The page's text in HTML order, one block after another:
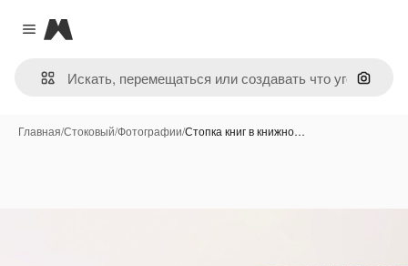
Close menu
Magnific
Поиск
Главная/Стоковый/Фотографии/Стопка книг в книжно…